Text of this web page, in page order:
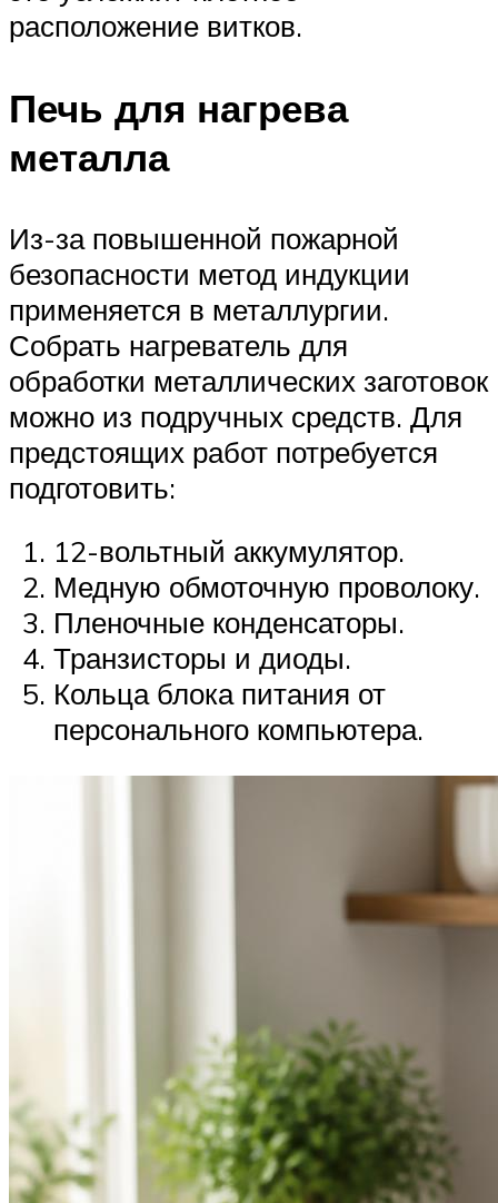
расположение витков.
Печь для нагрева
металла
Из-за повышенной пожарной
безопасности метод индукции
применяется в металлургии.
Собрать нагреватель для
обработки металлических заготовок
можно из подручных средств. Для
предстоящих работ потребуется
подготовить:
12-вольтный аккумулятор.
Медную обмоточную проволоку.
Пленочные конденсаторы.
Транзисторы и диоды.
Кольца блока питания от
персонального компьютера.